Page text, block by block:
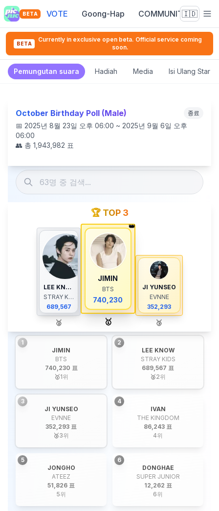
BETA VOTE Goong-Hap COMMUNITY🇮🇩
BETA
Currently in exclusive open beta. Official service coming
soon.
Pemungutan suara Hadiah Media Isi Ulang Star
October Birthday Poll (Male) 종료
📅 2025년 8월 23일 오후 06:00 ~ 2025년 9월 6일 오후
06:00
👥 총 1,943,982 표
🏆 TOP 3
LEE KNOW
STRAY KIDS
689,567
🥈
👑
JIMIN
BTS
740,230
🥇
JI YUNSEO
EVNNE
352,293
🥉
1
JIMIN
BTS
740,230 표
🥇1위
2
LEE KNOW
STRAY KIDS
689,567 표
🥈2위
3
JI YUNSEO
EVNNE
352,293 표
🥉3위
4
IVAN
THE KINGDOM
86,243 표
4위
5
JONGHO
ATEEZ
51,826 표
5위
6
DONGHAE
SUPER JUNIOR
12,262 표
6위